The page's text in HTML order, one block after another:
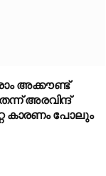
അക്കൗണ്ട്
അരവിന്ദ്
കാരണം പോലും